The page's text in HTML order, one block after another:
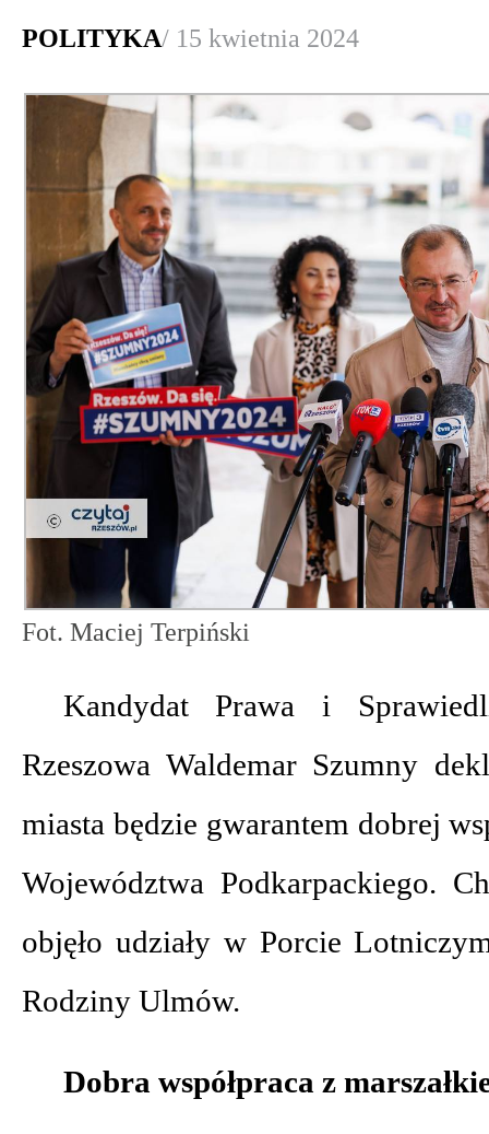
POLITYKA/ 15 kwietnia 2024
Fot. Maciej Terpiński
Kandydat Prawa i
Rzeszowa Waldemar Szumny
miasta będzie gwarantem dobrej
Województwa Podkarpackiego.
objęło udziały w Porcie
Rodziny Ulmów.
Dobra współpraca z